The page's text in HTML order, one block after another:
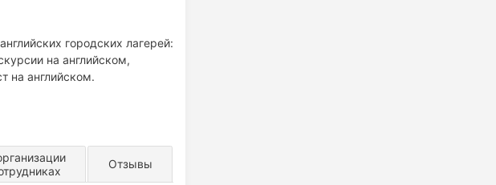
городских лагерей:
на английском,
на английском.
Отзывы